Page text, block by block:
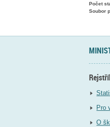
Počet
Soubor
Pro
O